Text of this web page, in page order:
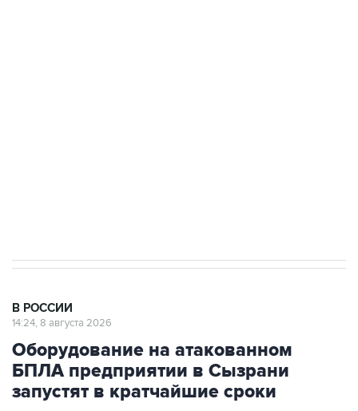
В РОССИИ
14:24, 8 августа 2026
Оборудование на атакованном
БПЛА предприятии в Сызрани
запустят в кратчайшие сроки